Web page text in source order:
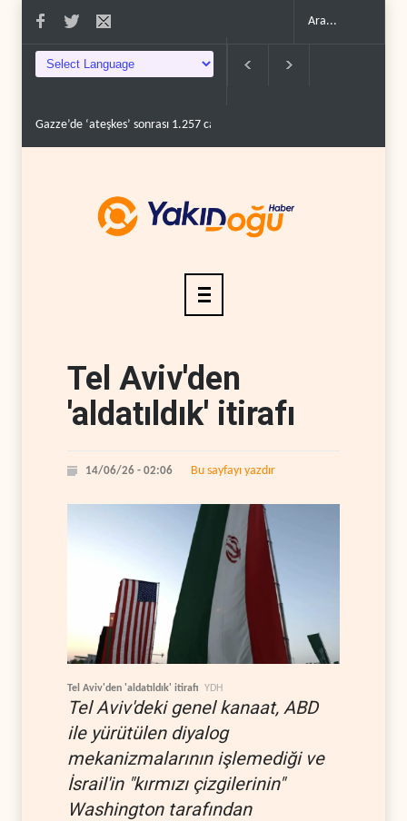
Gazze’de ‘ateşkes’ sonrası 1.257 can kaybı..
Tel Aviv'den
'aldatıldık' itirafı
14/06/26 - 02:06 Bu sayfayı yazdır
Tel Aviv'den 'aldatıldık' itirafı YDH
Tel Aviv'deki genel kanaat, ABD
ile yürütülen diyalog
mekanizmalarının işlemediği ve
İsrail'in "kırmızı çizgilerinin"
Washington tarafından